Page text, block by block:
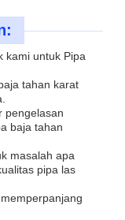
kami untuk Pipa
tahan karat
pengelasan
baja tahan
masalah apa
pipa las